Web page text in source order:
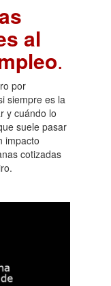
al
.
por
siempre es la
y cuándo lo
suele pasar
impacto
cotizadas